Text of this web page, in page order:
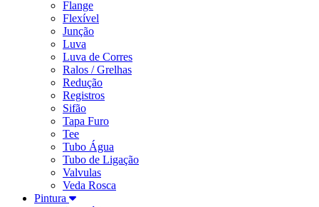
Flange
Flexível
Junção
Luva
Luva de Corres
Ralos / Grelhas
Redução
Registros
Sifão
Tapa Furo
Tee
Tubo Água
Tubo de Ligação
Valvulas
Veda Rosca
Pintura